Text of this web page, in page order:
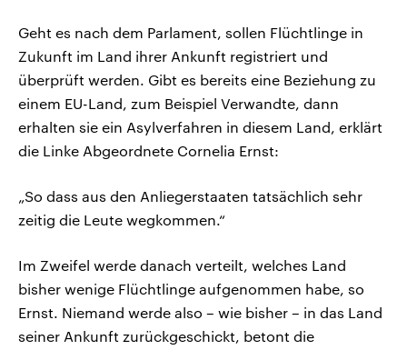
Geht es nach dem Parlament, sollen Flüchtlinge in
Zukunft im Land ihrer Ankunft registriert und
überprüft werden. Gibt es bereits eine Beziehung zu
einem EU-Land, zum Beispiel Verwandte, dann
erhalten sie ein Asylverfahren in diesem Land, erklärt
die Linke Abgeordnete Cornelia Ernst:
„So dass aus den Anliegerstaaten tatsächlich sehr
zeitig die Leute wegkommen.“
Im Zweifel werde danach verteilt, welches Land
bisher wenige Flüchtlinge aufgenommen habe, so
Ernst. Niemand werde also – wie bisher – in das Land
seiner Ankunft zurückgeschickt, betont die